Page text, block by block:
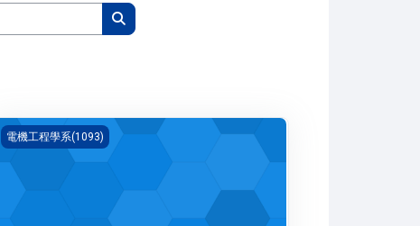
搜尋課程
搜尋課程
工程數學 二(1093_B4EE000008A)
電機工程學系(1093)